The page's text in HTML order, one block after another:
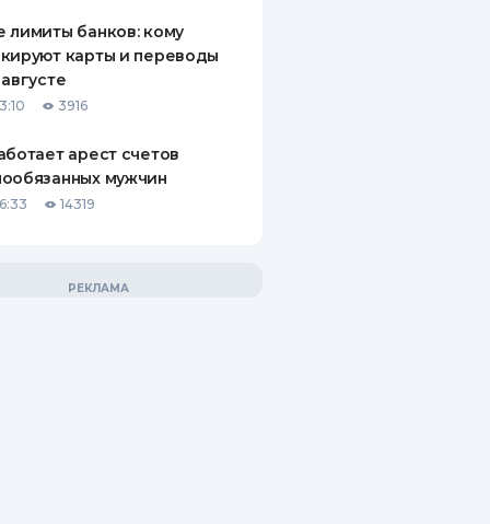
лимиты банков: кому
карты и переводы
3916
арест счетов
мужчин
14319